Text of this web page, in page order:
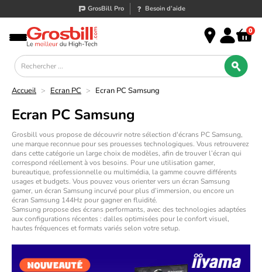
GrosBill Pro Besoin d’aide
0
Accueil > Ecran PC > Ecran PC Samsung
Ecran PC Samsung
Grosbill vous propose de découvrir notre sélection d'écrans PC Samsung,
une marque reconnue pour ses prouesses technologiques. Vous retrouverez
dans cette catégorie un large choix de modèles, afin de trouver l’écran qui
correspond réellement à vos besoins. Pour une utilisation gamer,
bureautique, professionnelle ou multimédia, la gamme couvre différents
usages et budgets. Vous pouvez vous orienter vers un écran Samsung
gamer, un écran Samsung incurvé pour plus d’immersion, ou encore un
écran Samsung 144Hz pour gagner en fluidité.
Samsung propose des écrans performants, avec des technologies adaptées
aux configurations récentes : dalles optimisées pour le confort visuel,
hautes fréquences et formats variés selon votre setup.